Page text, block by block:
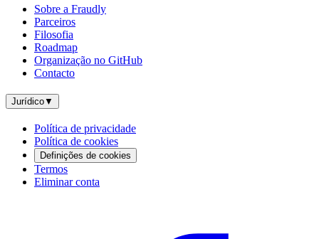
Sobre a Fraudly
Parceiros
Filosofia
Roadmap
Organização no GitHub
Contacto
Jurídico▼
Política de privacidade
Política de cookies
Definições de cookies
Termos
Eliminar conta